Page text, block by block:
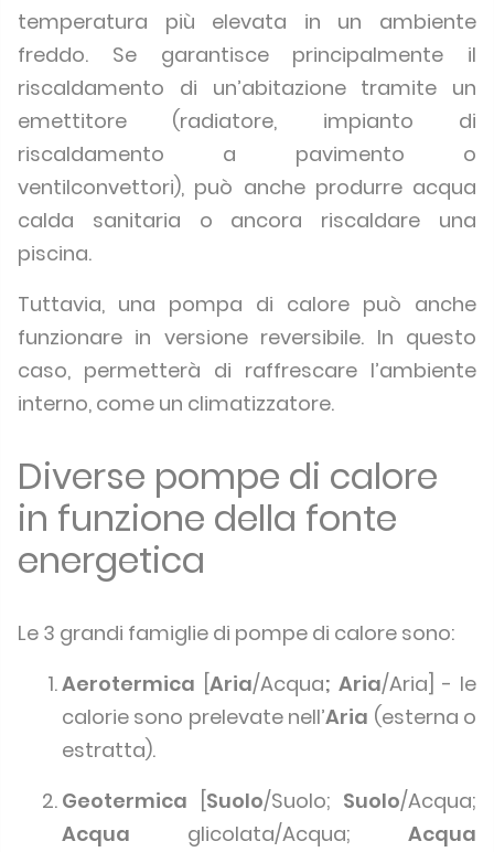
temperatura più elevata in un ambiente
freddo. Se garantisce principalmente il
riscaldamento di un’abitazione tramite un
emettitore (radiatore, impianto di
riscaldamento a pavimento o
ventilconvettori), può anche produrre acqua
calda sanitaria o ancora riscaldare una
piscina.
Tuttavia, una pompa di calore può anche
funzionare in versione reversibile. In questo
caso, permetterà di raffrescare l’ambiente
interno, come un climatizzatore.
Diverse pompe di calore
in funzione della fonte
energetica
Le 3 grandi famiglie di pompe di calore sono:
Aerotermica [Aria/Acqua; Aria/Aria] - le
calorie sono prelevate nell’Aria (esterna o
estratta).
Geotermica [Suolo/Suolo; Suolo/Acqua;
Acqua glicolata/Acqua; Acqua